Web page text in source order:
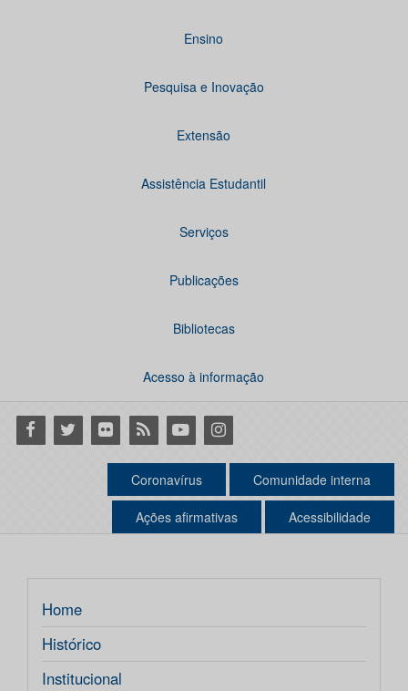
Ensino
Pesquisa e Inovação
Extensão
Assistência Estudantil
Serviços
Publicações
Bibliotecas
Acesso à informação
Facebook
Twitter Flickr RSS YoutubeInstagram
Coronavírus Comunidade interna
Ações afirmativas Acessibilidade
Home
Histórico
Institucional